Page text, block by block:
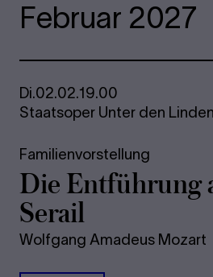
Februar 2027
Di.02.02.19.00
Staatsoper Unter den Linden
Familienvorstellung
Die Ent­füh­rung
Se­rail
Wolfgang Amadeus Mozart